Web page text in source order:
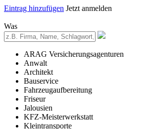
Eintrag hinzufügen Jetzt anmelden
Was
ARAG Versicherungsagenturen
Anwalt
Architekt
Bauservice
Fahrzeugaufbereitung
Friseur
Jalousien
KFZ-Meisterwerkstatt
Kleintransporte